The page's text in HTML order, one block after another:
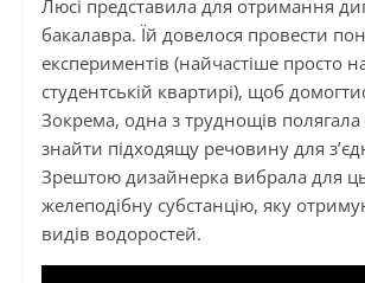
Люсі представила для отримання
бакалавра. Їй довелося провести
експериментів (найчастіше просто
студентській квартирі), щоб
Зокрема, одна з труднощів
знайти підходящу речовину для
Зрештою дизайнерка вибрала для
желеподібну субстанцію, яку
видів водоростей.